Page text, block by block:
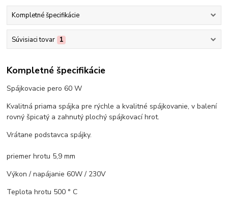
Kompletné špecifikácie
Súvisiaci tovar 1
Kompletné špecifikácie
Spájkovacie pero 60 W
Kvalitná priama spájka pre rýchle a kvalitné spájkovanie, v balení
rovný špicatý a zahnutý plochý spájkovací hrot.
Vrátane podstavca spájky.
priemer hrotu 5,9 mm
Výkon / napájanie 60W / 230V
Teplota hrotu 500 ° C